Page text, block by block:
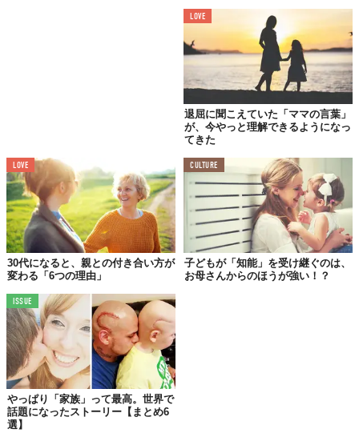
父を亡くして、
母は人生の迷子みたいだった
「脳卒中で倒れた父を、必死で看病し続けてきた母。24時
間、週7日を20年も続けてきたんだ。でも昨年、とうとう
母は20年間、ずっと父の面倒を見てきたんだ。父がいなく
なってしまい、どうしたらいいのか分からないみたいだっ
た。きっと人生の迷子になってしまったんだと思う。
そこで僕は『これからの人生だって、もっと楽しいことが
たくさんあるよ』ということを伝えたくて、こんな企画を
始めたんだ。20年間、毎日頑張った母に、ヨーロッパ20ヶ
所の旅をプレゼントしよう、てね」
そこには、お母さんに対するリスペクトと感謝の気持ちがたくさ
ん詰まっていたのです。
01.パリ
LOVE
退屈に聞こえていた「ママの言葉」
が、今やっと理解できるようになっ
てきた
LOVE
30代になると、親との付き合い方が
変わる「6つの理由」
CULTURE
子どもが「知能」を受け継ぐのは、
お母さんからのほうが強い！？
ISSUE
やっぱり「家族」って最高。世界で
話題になったストーリー【まとめ6
選】